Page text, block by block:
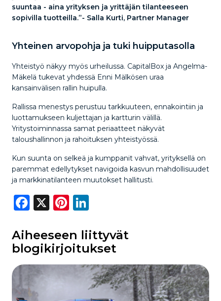
suuntaa - aina yrityksen ja yrittäjän tilanteeseen
sopivilla tuotteilla.”- Salla Kurti, Partner Manager
Yhteinen arvopohja ja tuki huipputasolla
Yhteistyö näkyy myös urheilussa. CapitalBox ja Angelma-
Mäkelä tukevat yhdessä Enni Mälkösen uraa
kansainvälisen rallin huipulla.
Rallissa menestys perustuu tarkkuuteen, ennakointiin ja
luottamukseen kuljettajan ja kartturin välillä.
Yritystoiminnassa samat periaatteet näkyvät
taloushallinnon ja rahoituksen yhteistyössä.
Kun suunta on selkeä ja kumppanit vahvat, yrityksellä on
paremmat edellytykset navigoida kasvun mahdollisuudet
ja markkinatilanteen muutokset hallitusti.
Facebook
X Pinterest
Aiheeseen liittyvät
blogikirjoitukset